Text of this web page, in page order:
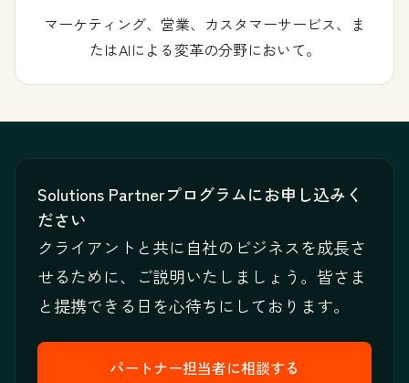
マーケティング、営業、カスタマーサービス、ま
たはAIによる変革の分野において。
Solutions Partnerプログラムにお申し込みく
ださい
クライアントと共に自社のビジネスを成長さ
せるために、ご説明いたしましょう。皆さま
と提携できる日を心待ちにしております。
パートナー担当者に相談する